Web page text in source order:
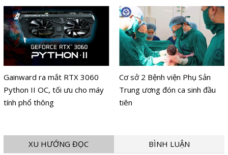
Gainward ra mắt RTX 3060
Python II OC, tối ưu cho máy
tính phổ thông
Cơ sở 2 Bệnh viện Phụ Sản
Trung ương đón ca sinh đầu
tiên
XU HƯỚNG ĐỌC BÌNH LUẬN